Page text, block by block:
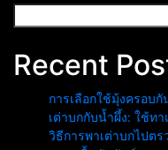
Recent
การเลือกใช้มุ้งครอบ
เต่าบกกับน้ำผึ้ง: ใช้ท
วิธีการพาเต่าบกไปต